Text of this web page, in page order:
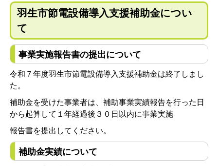
羽生市節電設備導入支援補助金につい
て
事業実施報告書の提出について
令和７年度羽生市節電設備導入支援補助金は終了しまし
た。
補助金を受けた事業者は、補助事業実績報告を行った日
から起算して１年経過後３０日以内に事業実施
報告書を提出してください。
補助金実績について